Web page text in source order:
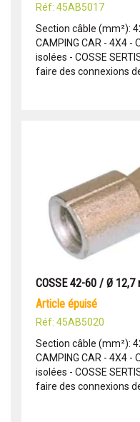
Réf: 45AB5017
Section câble (mm²):
CAMPING CAR - 4X4 -
isolées - COSSE
faire des connexions
COSSE 42-60 / Ø 12,7
article épuisé
Réf: 45AB5020
Section câble (mm²):
CAMPING CAR - 4X4 -
isolées - COSSE
faire des connexions